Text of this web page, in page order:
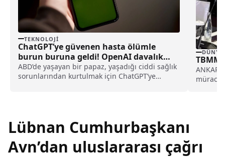
TEKNOLOJI
ChatGPT’ye güvenen hasta ölümle
burun buruna geldi! OpenAI davalık
oldu
ABD’de yaşayan bir papaz, yaşadığı ciddi sağlık
sorunlarından kurtulmak için ChatGPT’ye
DÜNYA
Lübnan Cumhurbaşkanı
Avn’dan uluslararası çağrı